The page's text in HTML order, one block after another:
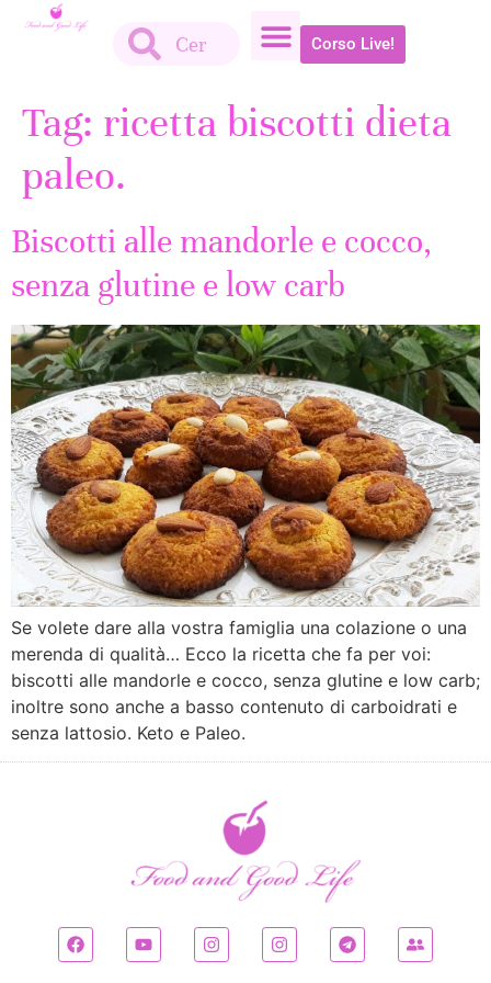
Corso Live!
Tag: ricetta biscotti dieta
paleo.
Biscotti alle mandorle e cocco,
senza glutine e low carb
Se volete dare alla vostra famiglia una colazione o una
merenda di qualità… Ecco la ricetta che fa per voi:
biscotti alle mandorle e cocco, senza glutine e low carb;
inoltre sono anche a basso contenuto di carboidrati e
senza lattosio. Keto e Paleo.